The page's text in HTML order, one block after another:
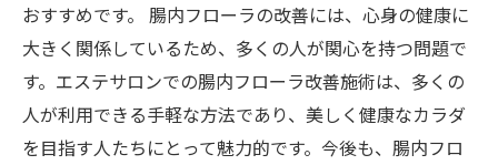
おすすめです。 腸内フローラの改善には、心身の健康に
大きく関係しているため、多くの人が関心を持つ問題で
す。エステサロンでの腸内フローラ改善施術は、多くの
人が利用できる手軽な方法であり、美しく健康なカラダ
を目指す人たちにとって魅力的です。今後も、腸内フロ